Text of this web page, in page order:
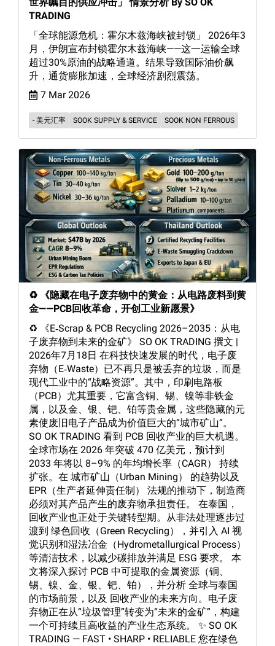
TRADING
「全球能源危机：霍尔木兹海峡被封锁」 2026年3
月，伊朗宣布封锁霍尔木兹海峡——这一运输全球
超过30%原油的战略通道。结果导致国际油价飙
升，通货膨胀加速，全球经济剧烈震荡。
7 Mar 2026
- 美元汇率 SOOK SUPPLY & SERVICE SOOK NON FERROUS
♻️ 《隐藏在电子废弃物中的黄金：从电路废料到黄
金——PCB回收革命，开创工业新愿景》
♻️ 《E‑Scrap & PCB Recycling 2026–2035：从电
子废弃物到未来的金矿》 SO OK TRADING 撰文 |
2026年7月18日 在科技快速发展的时代，电子废
弃物（E‑Waste）已不再只是被丢弃的垃圾，而是
现代工业中的“战略资源”。其中，印刷电路板
（PCB）尤其重要，它富含铜、锡、镍等非铁金
属，以及金、银、钯、铂等贵金属，这些隐藏的元
素使废旧电子产品成为价值巨大的“城市矿山”。
SO OK TRADING 看到 PCB 回收产业的巨大机遇。
全球市场在 2026 年突破 470 亿美元，预计到
2033 年将以 8–9% 的年均增长率（CAGR） 持续
扩张。在 城市矿山（Urban Mining） 的趋势以及
EPR（生产者延伸责任制） 法规的推动下，制造商
必须对其产品产生的废弃物承担责任。 在泰国，
回收产业也正处于关键转型期。从非法处理逐步过
渡到 绿色回收（Green Recycling），并引入 AI 视
觉识别和湿法冶金（Hydrometallurgical Process）
等清洁技术，以减少碳排放并满足 ESG 要求。 本
文将深入探讨 PCB 中可提取的金属资源（铜、
锡、镍、金、银、钯、铂），并分析 全球与泰国
的市场前景，以及 回收产业的未来方向。电子废
弃物正在从“垃圾管理”转变为“未来的金矿”，构建
一个可持续且高收益的产业生态系统。 ✨ SO OK
TRADING — FAST • SHARP • RELIABLE 您在绿色